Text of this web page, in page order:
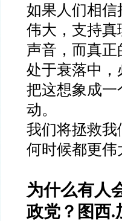
如果人们相
伟大，支持
声音，而真
处于衰落中，
把这想象成
动。
我们将拯救
何时候都更伟
为什么有人
政党？图西.